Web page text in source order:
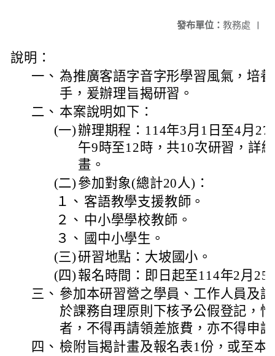
發布單位： 教務處 |
說明：
一、 為推廣客語字音字形學習風氣，培
手，爰辦理旨揭研習。
二、 本案說明如下：
(一)辦理期程：114年3月1日至4月
午9時至12時，共10次研習，詳
畫。
(二) 參加對象(總計20人)：
１、 客語教學支援教師。
２、 中小學學校教師。
３、 國中小學生。
(三)研習地點：大坡國小。
(四) 報名時間：即日起至114年2月25
三、 參加本研習營之學員、工作人員及
於課務自理原則下核予公假登記，
者，不得再請領差旅費，亦不得申
四、 檢附旨揭計畫及報名表1份，或至本